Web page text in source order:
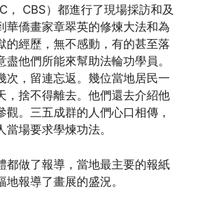
， CBS）都進行了現場採訪和及
華僑畫家章翠英的修煉大法和為
的經歷，無不感動，有的甚至落
盡他們所能來幫助法輪功學員。
次，留連忘返。幾位當地居民一
，捨不得離去。他們還去介紹他
觀。三五成群的人們心口相傳，
場要求學煉功法。
都做了報導，當地最主要的報紙
報導了畫展的盛況。